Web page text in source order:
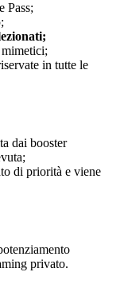
Pass;
mimetici;
in tutte le
dai booster
di priorità e viene
privato.